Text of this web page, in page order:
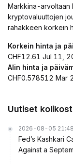
Markkina-arvoltaan
kryptovaluuttojen
rahakkeen korkein
Korkein hinta ja
CHF12.61 Jul 11,
Alin hinta ja
CHF0.578512 Mar
Uutiset
2026-08-05 21:48
Fed’s Kashkari
Against a